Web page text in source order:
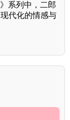
系列中，二郎
代化的情感与